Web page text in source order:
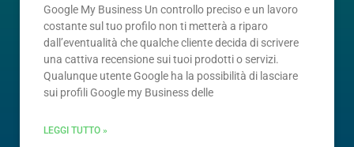
Google My Business Un controllo preciso e un lavoro
costante sul tuo profilo non ti metterà a riparo
dall’eventualità che qualche cliente decida di scrivere
una cattiva recensione sui tuoi prodotti o servizi.
Qualunque utente Google ha la possibilità di lasciare
sui profili Google my Business delle
LEGGI TUTTO »